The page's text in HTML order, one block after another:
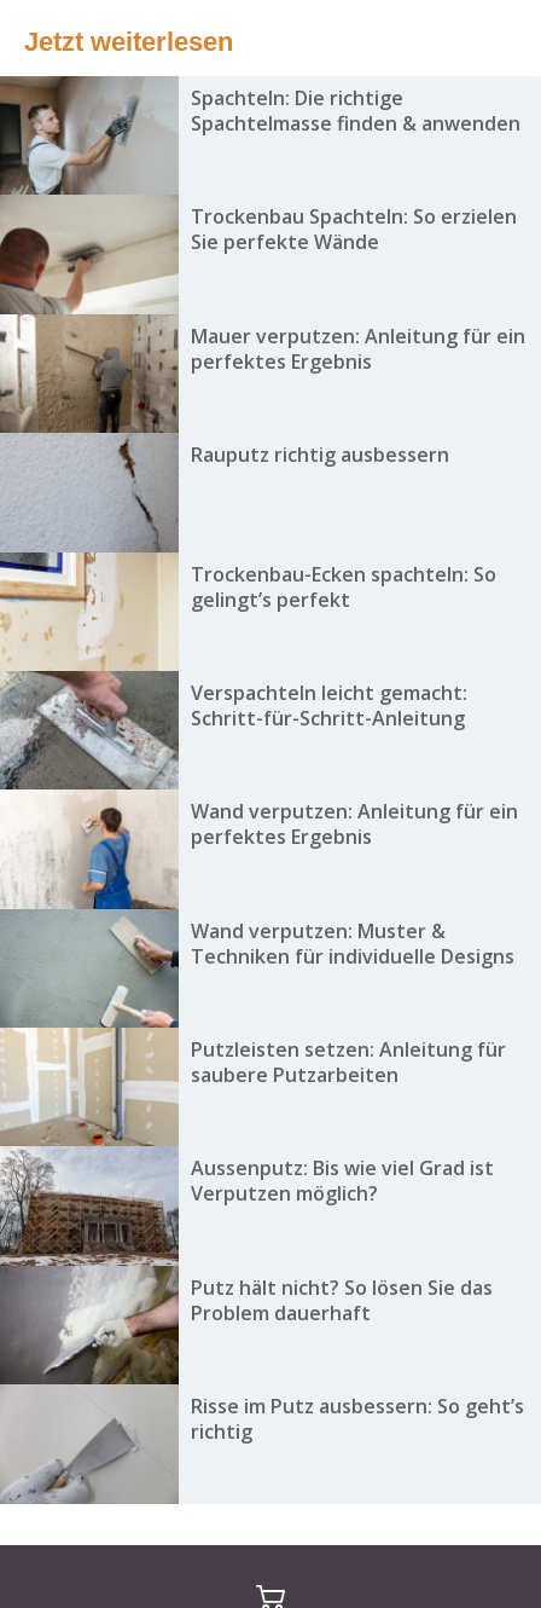
Jetzt weiterlesen
Spachteln: Die richtige
Spachtelmasse finden & anwenden
Trockenbau Spachteln: So erzielen
Sie perfekte Wände
Mauer verputzen: Anleitung für ein
perfektes Ergebnis
Rauputz richtig ausbessern
Trockenbau-Ecken spachteln: So
gelingt’s perfekt
Verspachteln leicht gemacht:
Schritt-für-Schritt-Anleitung
Wand verputzen: Anleitung für ein
perfektes Ergebnis
Wand verputzen: Muster &
Techniken für individuelle Designs
Putzleisten setzen: Anleitung für
saubere Putzarbeiten
Aussenputz: Bis wie viel Grad ist
Verputzen möglich?
Putz hält nicht? So lösen Sie das
Problem dauerhaft
Risse im Putz ausbessern: So geht’s
richtig